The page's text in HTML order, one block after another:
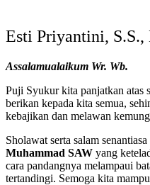
Esti Priyantini, S.S.,
Assalamualaikum Wr. Wb.
Puji Syukur kita panjatkan atas
berikan kepada kita semua,
kebajikan dan melawan
Sholawat serta salam
Muhammad SAW yang
cara pandangnya melampaui
tertandingi. Semoga kita